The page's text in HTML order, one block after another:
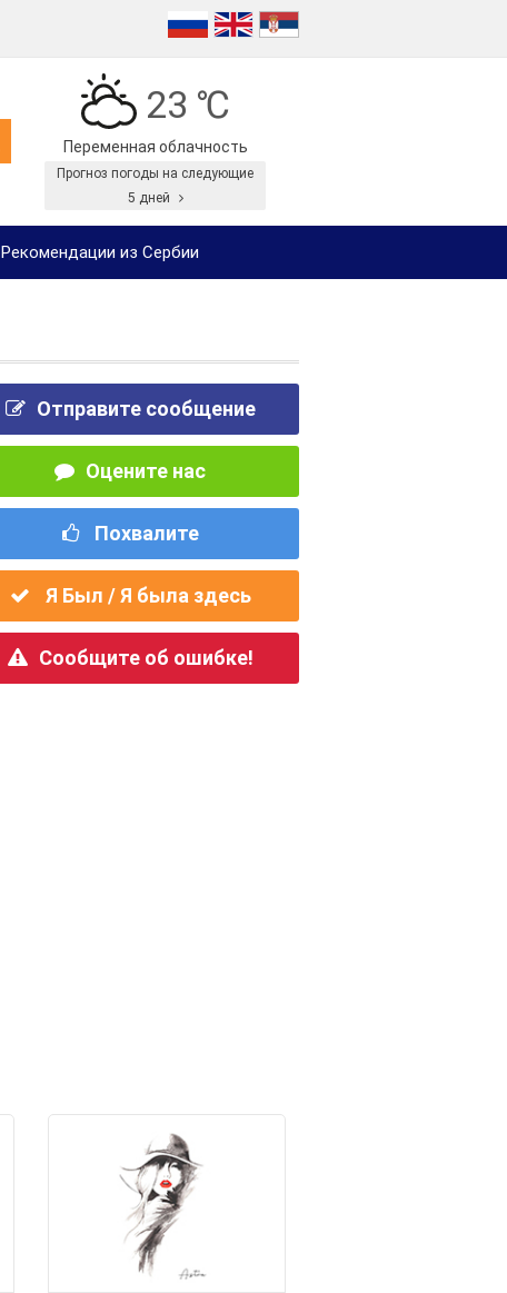
23 ℃
Переменная облачность
Прогноз погоды на следующие
5 дней
Рекомендации из Сербии
Отправите сообщение
Оцените нас
Похвалите
Я Был / Я была здесь
Сообщите об ошибке!